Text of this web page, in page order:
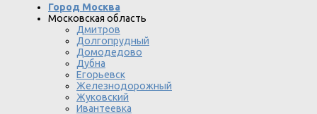
Город Москва
Московская область
Дмитров
Долгопрудный
Домодедово
Дубна
Егорьевск
Железнодорожный
Жуковский
Ивантеевка